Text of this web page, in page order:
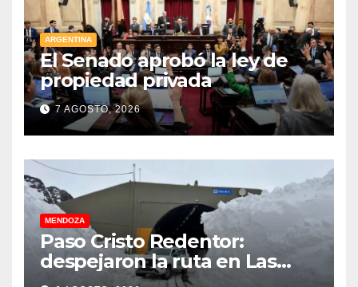
ARGENTINA
El Senado aprobó la ley de
propiedad privada
7 AGOSTO, 2026
MENDOZA
Paso Cristo Redentor:
despejaron la ruta en Las
Cuevas antes de otro